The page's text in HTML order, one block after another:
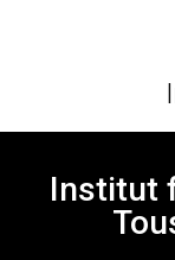
Institut